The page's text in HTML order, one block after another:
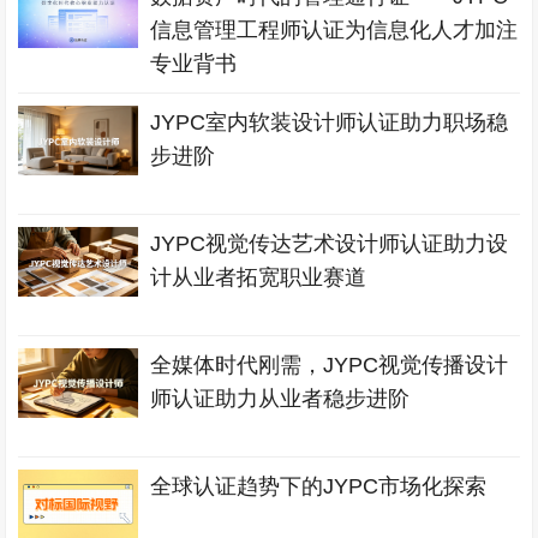
信息管理工程师认证为信息化人才加注
专业背书
JYPC室内软装设计师认证助力职场稳
步进阶
JYPC视觉传达艺术设计师认证助力设
计从业者拓宽职业赛道
全媒体时代刚需，JYPC视觉传播设计
师认证助力从业者稳步进阶
全球认证趋势下的JYPC市场化探索